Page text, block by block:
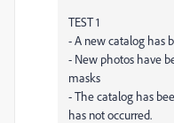
TEST 1
- A new catalog has
- New photos have
masks
- The catalog has
has not occurred.